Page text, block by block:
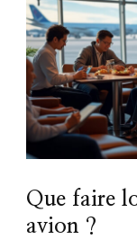
Que faire
avion ?